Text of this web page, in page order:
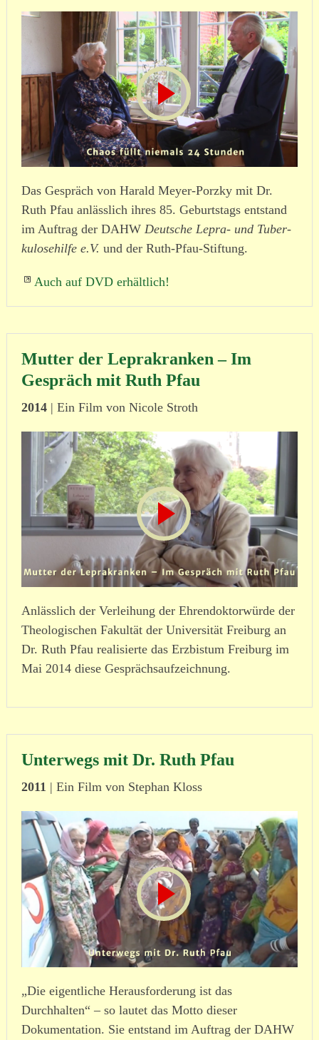
Das Gespräch von Harald Meyer-Porzky mit Dr.
Ruth Pfau anlässlich ihres 85. Geburtstags entstand
im Auftrag der DAHW Deutsche Lepra- und Tuber­
ku­lo­se­hilfe e.V. und der Ruth-Pfau-Stiftung.
Auch auf DVD erhältlich!
Mutter der Leprakranken – Im
Gespräch mit Ruth Pfau
2014| Ein Film von Nicole Stroth
Anlässlich der Verleihung der Ehrendoktorwürde der
Theologischen Fakultät der Universität Freiburg an
Dr. Ruth Pfau reali­sierte das Erzbistum Freiburg im
Mai 2014 diese Gesprächsaufzeichnung.
Unterwegs mit Dr. Ruth Pfau
2011 | Ein Film von Stephan Kloss
„Die eigentliche Herausforderung ist das
Durchhalten“ – so lautet das Motto dieser
Dokumentation. Sie entstand im Auftrag der DAHW